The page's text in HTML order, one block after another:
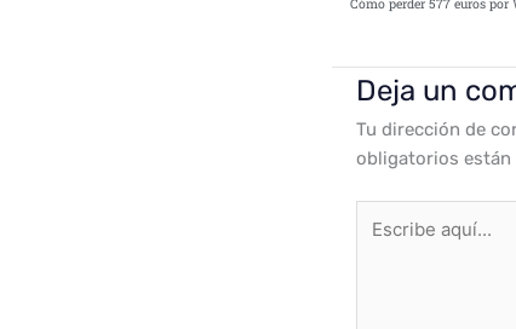
Deja un
Tu dirección de
obligatorios están
aquí...